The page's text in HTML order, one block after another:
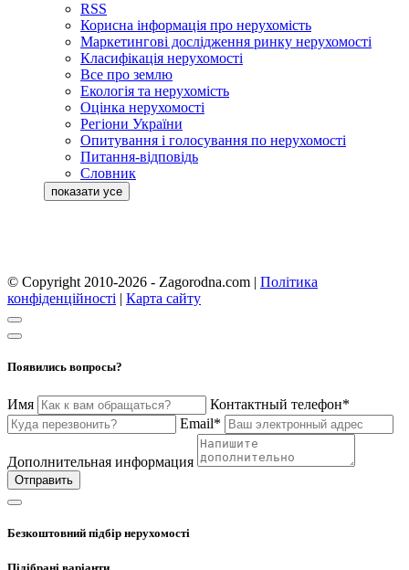
RSS
Корисна інформація про нерухомість
Маркетингові дослідження ринку нерухомості
Класифікація нерухомості
Все про землю
Екологія та нерухомість
Оцінка нерухомості
Регіони України
Опитування і голосування по нерухомості
Питання-відповідь
Словник
© Copyright 2010-2026 - Zagorodna.com | Політика
конфіденційності | Карта сайту
Появились вопросы?
Имя
Контактный телефон*
Email*
Дополнительная информация
Отправить
Безкоштовний підбір нерухомості